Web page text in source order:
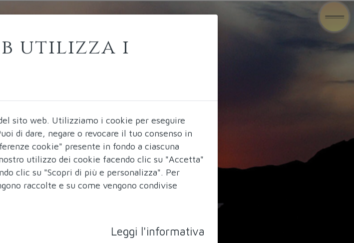
utilizza i
sito web. Utilizziamo i cookie per eseguire
di dare, negare o revocare il tuo consenso in
cookie" presente in fondo a ciascuna
utilizzo dei cookie facendo clic su "Accetta"
clic su "Scopri di più e personalizza". Per
raccolte e su come vengono condivise
Leggi l'informativa